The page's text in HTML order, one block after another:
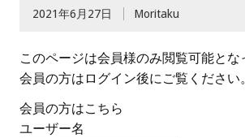
2021年6月27日 Moritaku
このページは会員様のみ閲覧可能とな
会員の方はログイン後にご覧ください。
会員の方はこちら
ユーザー名